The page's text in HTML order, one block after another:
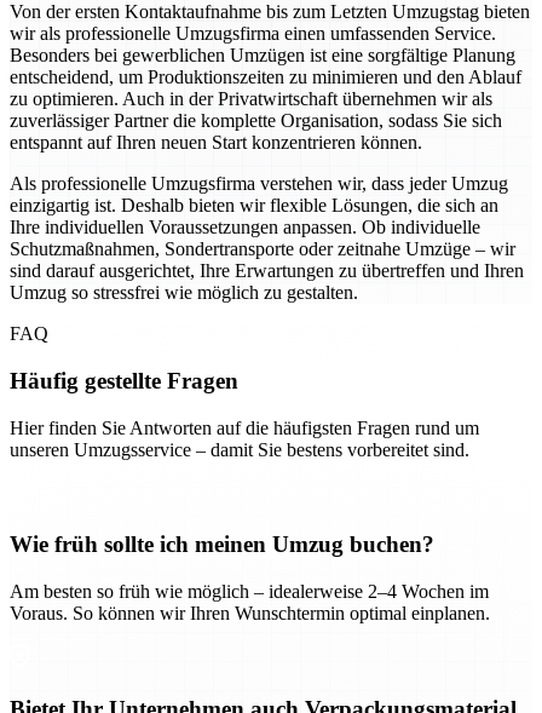
Von der ersten Kontaktaufnahme bis zum Letzten Umzugstag bieten
wir als professionelle Umzugsfirma einen umfassenden Service.
Besonders bei gewerblichen Umzügen ist eine sorgfältige Planung
entscheidend, um Produktionszeiten zu minimieren und den Ablauf
zu optimieren. Auch in der Privatwirtschaft übernehmen wir als
zuverlässiger Partner die komplette Organisation, sodass Sie sich
entspannt auf Ihren neuen Start konzentrieren können.
Als professionelle Umzugsfirma verstehen wir, dass jeder Umzug
einzigartig ist. Deshalb bieten wir flexible Lösungen, die sich an
Ihre individuellen Voraussetzungen anpassen. Ob individuelle
Schutzmaßnahmen, Sondertransporte oder zeitnahe Umzüge – wir
sind darauf ausgerichtet, Ihre Erwartungen zu übertreffen und Ihren
Umzug so stressfrei wie möglich zu gestalten.
FAQ
Häufig gestellte Fragen
Hier finden Sie Antworten auf die häufigsten Fragen rund um
unseren Umzugsservice – damit Sie bestens vorbereitet sind.
Wie früh sollte ich meinen Umzug buchen?
Am besten so früh wie möglich – idealerweise 2–4 Wochen im
Voraus. So können wir Ihren Wunschtermin optimal einplanen.